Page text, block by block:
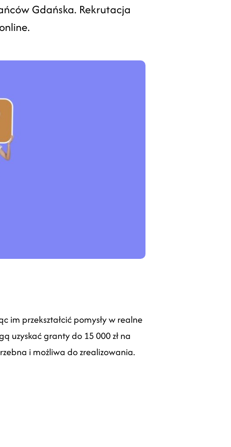
Gdańska. Rekrutacja
im przekształcić pomysły w realne
uzyskać granty do 15 000 zł na
i możliwa do zrealizowania.